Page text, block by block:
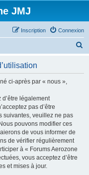
JMJ
Connexion
Inscription
ci-après par « nous »,
légalement
pas d’être
suivantes, veuillez ne pas
pouvons modifier ces
de vous informer de
de vérifier régulièrement
à « Forums Aerozone
vous acceptez d’être
et mises à jour.